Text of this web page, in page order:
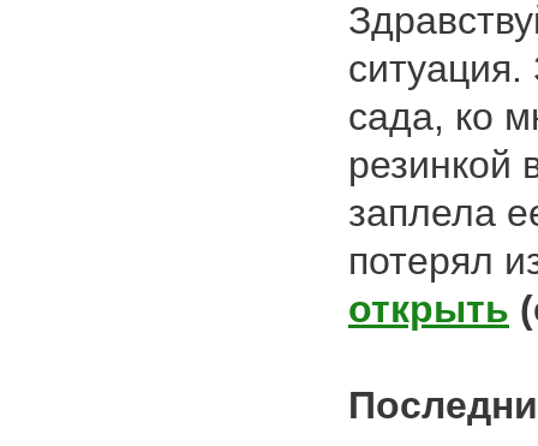
сада, ко
резинкой
заплела
потерял
открыть